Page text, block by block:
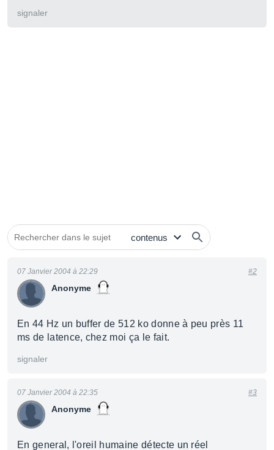
signaler
Anonyme
07 Janvier 2004 à 22:29 #2
En 44 Hz un buffer de 512 ko donne à peu près 11
ms de latence, chez moi ça le fait.
signaler
Anonyme
07 Janvier 2004 à 22:35 #3
En general, l'oreil humaine détecte un réel